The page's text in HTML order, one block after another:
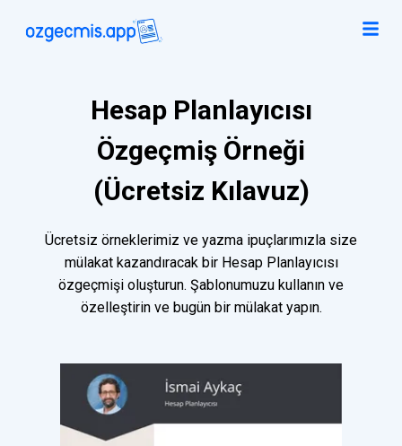
Hesap Planlayıcısı
Özgeçmiş Örneği
(Ücretsiz Kılavuz)
Ücretsiz örneklerimiz ve yazma ipuçlarımızla size
mülakat kazandıracak bir Hesap Planlayıcısı
özgeçmişi oluşturun. Şablonumuzu kullanın ve
özelleştirin ve bugün bir mülakat yapın.